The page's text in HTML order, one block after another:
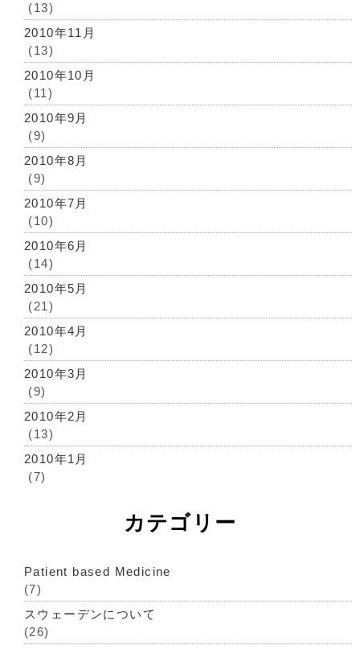
(13)
2010年11月
(13)
2010年10月
(11)
2010年9月
(9)
2010年8月
(9)
2010年7月
(10)
2010年6月
(14)
2010年5月
(21)
2010年4月
(12)
2010年3月
(9)
2010年2月
(13)
2010年1月
(7)
カテゴリー
Patient based Medicine
(7)
スウェーデンについて
(26)